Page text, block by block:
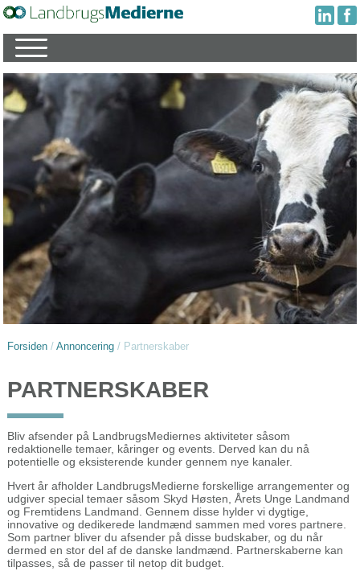
Forsiden/ Annoncering/ Partnerskaber
PARTNERSKABER
Bliv afsender på LandbrugsMediernes aktiviteter såsom
redaktionelle temaer, kåringer og events. Derved kan du nå
potentielle og eksisterende kunder gennem nye kanaler.
Hvert år afholder LandbrugsMedierne forskellige arrangementer og
udgiver special temaer såsom Skyd Høsten, Årets Unge Landmand
og Fremtidens Landmand. Gennem disse hylder vi dygtige,
innovative og dedikerede landmænd sammen med vores partnere.
Som partner bliver du afsender på disse budskaber, og du når
dermed en stor del af de danske landmænd. Partnerskaberne kan
tilpasses, så de passer til netop dit budget.